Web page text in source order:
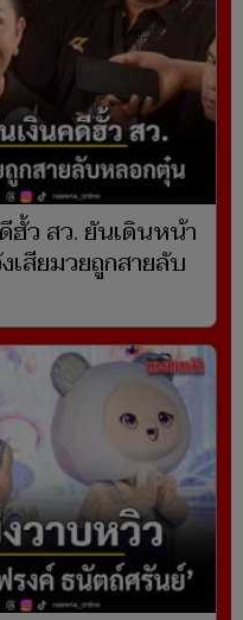
ฮั้ว สว. ยันเดินหน้า
เสียมวยถูกสายลับ